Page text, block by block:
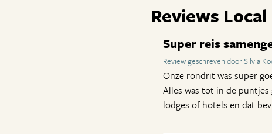
Reviews
Super reis
Review geschreven door Silvia
Onze rondrit was super
Alles was tot in de puntjes
lodges of hotels en dat